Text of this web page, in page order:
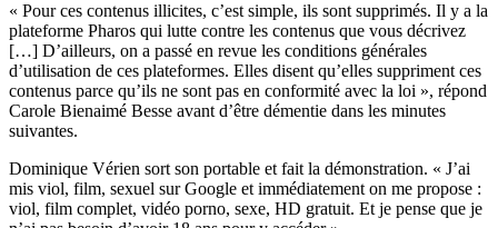
« Pour ces contenus illicites, c’est simple, ils sont supprimés. Il y a la
plateforme Pharos qui lutte contre les contenus que vous décrivez
[…] D’ailleurs, on a passé en revue les conditions générales
d’utilisation de ces plateformes. Elles disent qu’elles suppriment ces
contenus parce qu’ils ne sont pas en conformité avec la loi », répond
Carole Bienaimé Besse avant d’être démentie dans les minutes
suivantes.
Dominique Vérien sort son portable et fait la démonstration. « J’ai
mis viol, film, sexuel sur Google et immédiatement on me propose :
viol, film complet, vidéo porno, sexe, HD gratuit. Et je pense que je